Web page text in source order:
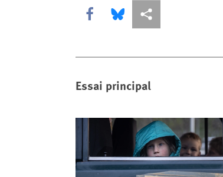
Share this via Facebook
Share this via Bluesky
Share this via
Essai principal